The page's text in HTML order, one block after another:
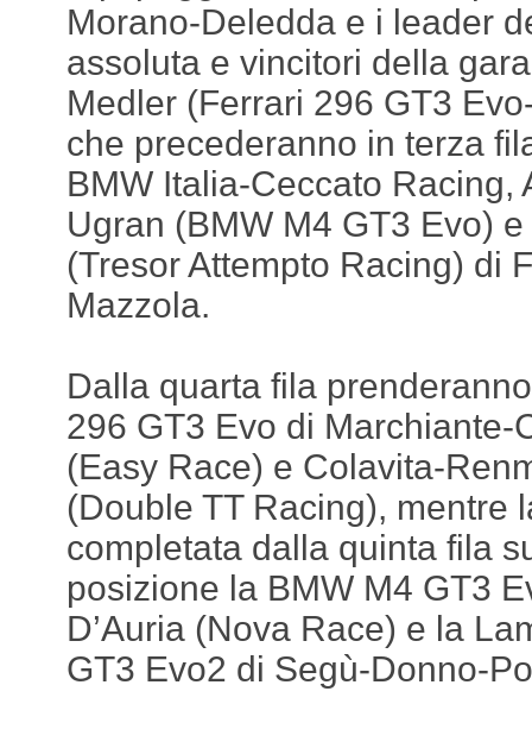
Morano-Deledda e i leader
assoluta e vincitori della
Medler (Ferrari 296 GT3
che precederanno in terza
BMW Italia-Ceccato Racing,
Ugran (BMW M4 GT3 Evo) e
(Tresor Attempto Racing) di
Mazzola.
Dalla quarta fila
296 GT3 Evo di Marchiante-
(Easy Race) e Colavita-
(Double TT Racing), mentre
completata dalla quinta fila
posizione la BMW M4 GT3
D’Auria (Nova Race) e la
GT3 Evo2 di Segù-Donno-